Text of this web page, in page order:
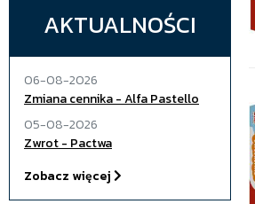
AKTUALNOŚCI
06-08-2026
Zmiana cennika - Alfa Pastello
05-08-2026
Zwrot - Pactwa
Zobacz więcej